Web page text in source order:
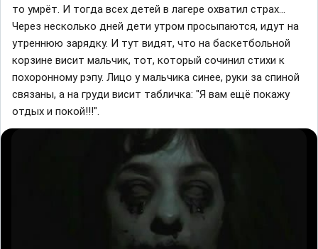
то умрёт. И тогда всех детей в лагере охватил страх...
Через несколько дней дети утром просыпаются, идут на
утреннюю зарядку. И тут видят, что на баскетбольной
корзине висит мальчик, тот, который сочинил стихи к
похоронному рэпу. Лицо у мальчика синее, руки за спиной
связаны, а на груди висит табличка: "Я вам ещё покажу
отдых и покой!!!".